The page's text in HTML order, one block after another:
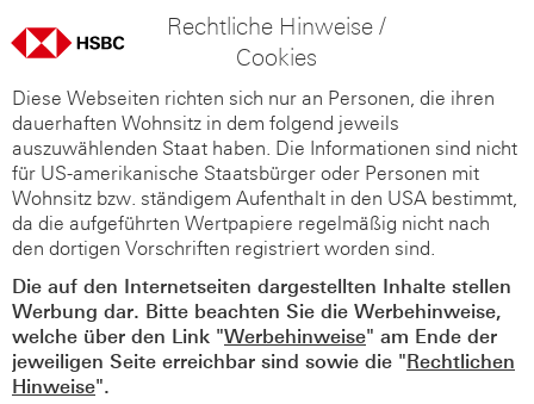
Rechtliche Hinweise /
Cookies
Diese Webseiten richten sich nur an Personen, die ihren
dauerhaften Wohnsitz in dem folgend jeweils
auszuwählenden Staat haben. Die Informationen sind nicht
für US-amerikanische Staatsbürger oder Personen mit
Wohnsitz bzw. ständigem Aufenthalt in den USA bestimmt,
da die aufgeführten Wertpapiere regelmäßig nicht nach
den dortigen Vorschriften registriert worden sind.
Die auf den Internetseiten dargestellten Inhalte stellen
Werbung dar. Bitte beachten Sie die Werbehinweise,
welche über den Link "Werbehinweise" am Ende der
jeweiligen Seite erreichbar sind sowie die "Rechtlichen
Hinweise".